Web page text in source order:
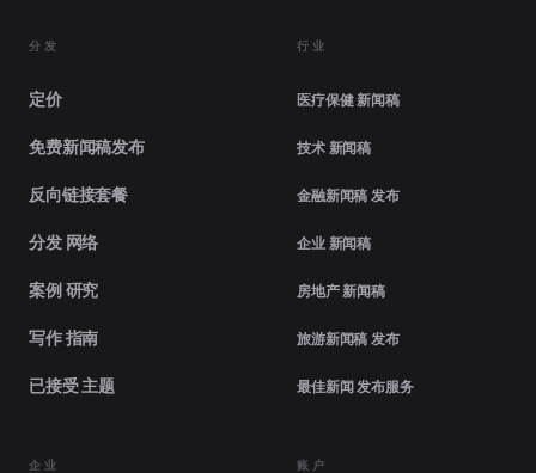
分发
定价
免费新闻稿发布
反向链接套餐
分发 网络
案例 研究
写作 指南
已接受 主题
行业
医疗保健 新闻稿
技术 新闻稿
金融新闻稿 发布
企业 新闻稿
房地产 新闻稿
旅游新闻稿 发布
最佳新闻 发布服务
企业 账户